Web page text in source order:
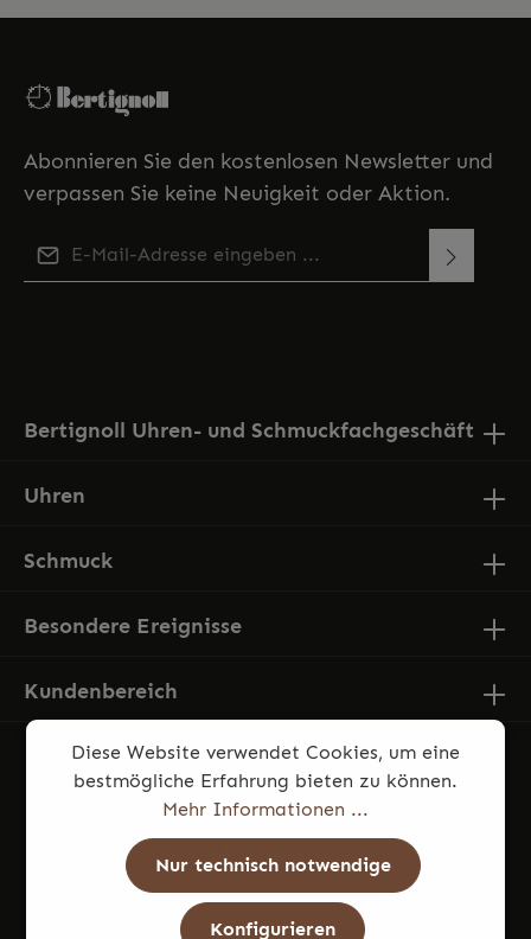
Abonnieren Sie den kostenlosen Newsletter und
verpassen Sie keine Neuigkeit oder Aktion.
E-Mail-Adresse*
Bertignoll Uhren- und Schmuckfachgeschäft
Uhren
Schmuck
Besondere Ereignisse
Kundenbereich
* Alle Preise inkl. gesetzl. Mehrwertsteuer zzgl.
Diese Website verwendet Cookies, um eine
bestmögliche Erfahrung bieten zu können.
Mehr Informationen ...
Nur technisch notwendige
Konfigurieren